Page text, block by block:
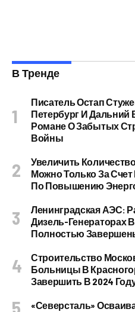
В Тренде
Писатель Остап
Петербург И
Романе О Забытых
Войны
Увеличить
Можно Только За
По Повышению
Ленинградская АЭС:
Дизель-Генераторах
Полностью
Строительство
Больницы В
Завершить В 2024
«Северсталь»